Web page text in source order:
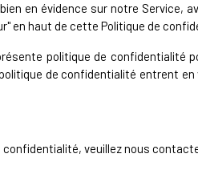
en évidence sur notre Service,
en haut de cette Politique de
politique de confidentialité
de confidentialité entrent
veuillez nous